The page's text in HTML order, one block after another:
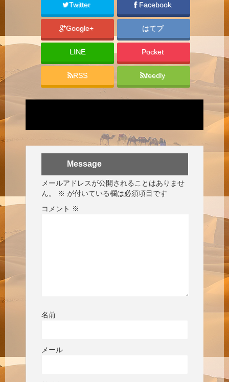
Twitter Facebook
Google+ はてブ
LINE Pocket
RSS feedly
Message
メールアドレスが公開されることはありませ
ん。
※ が付いている欄は必須項目です
コメント ※
名前
メール